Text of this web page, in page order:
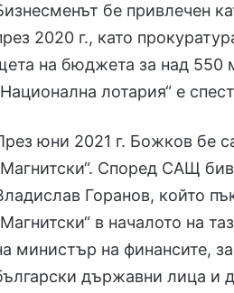
бе привлечен
2020 г., като
на бюджета за над 550
лотария“ е
юни 2021 г. Божков бе
Според САЩ
Горанов, който
в началото на
министър на финансите,
държавни лица и